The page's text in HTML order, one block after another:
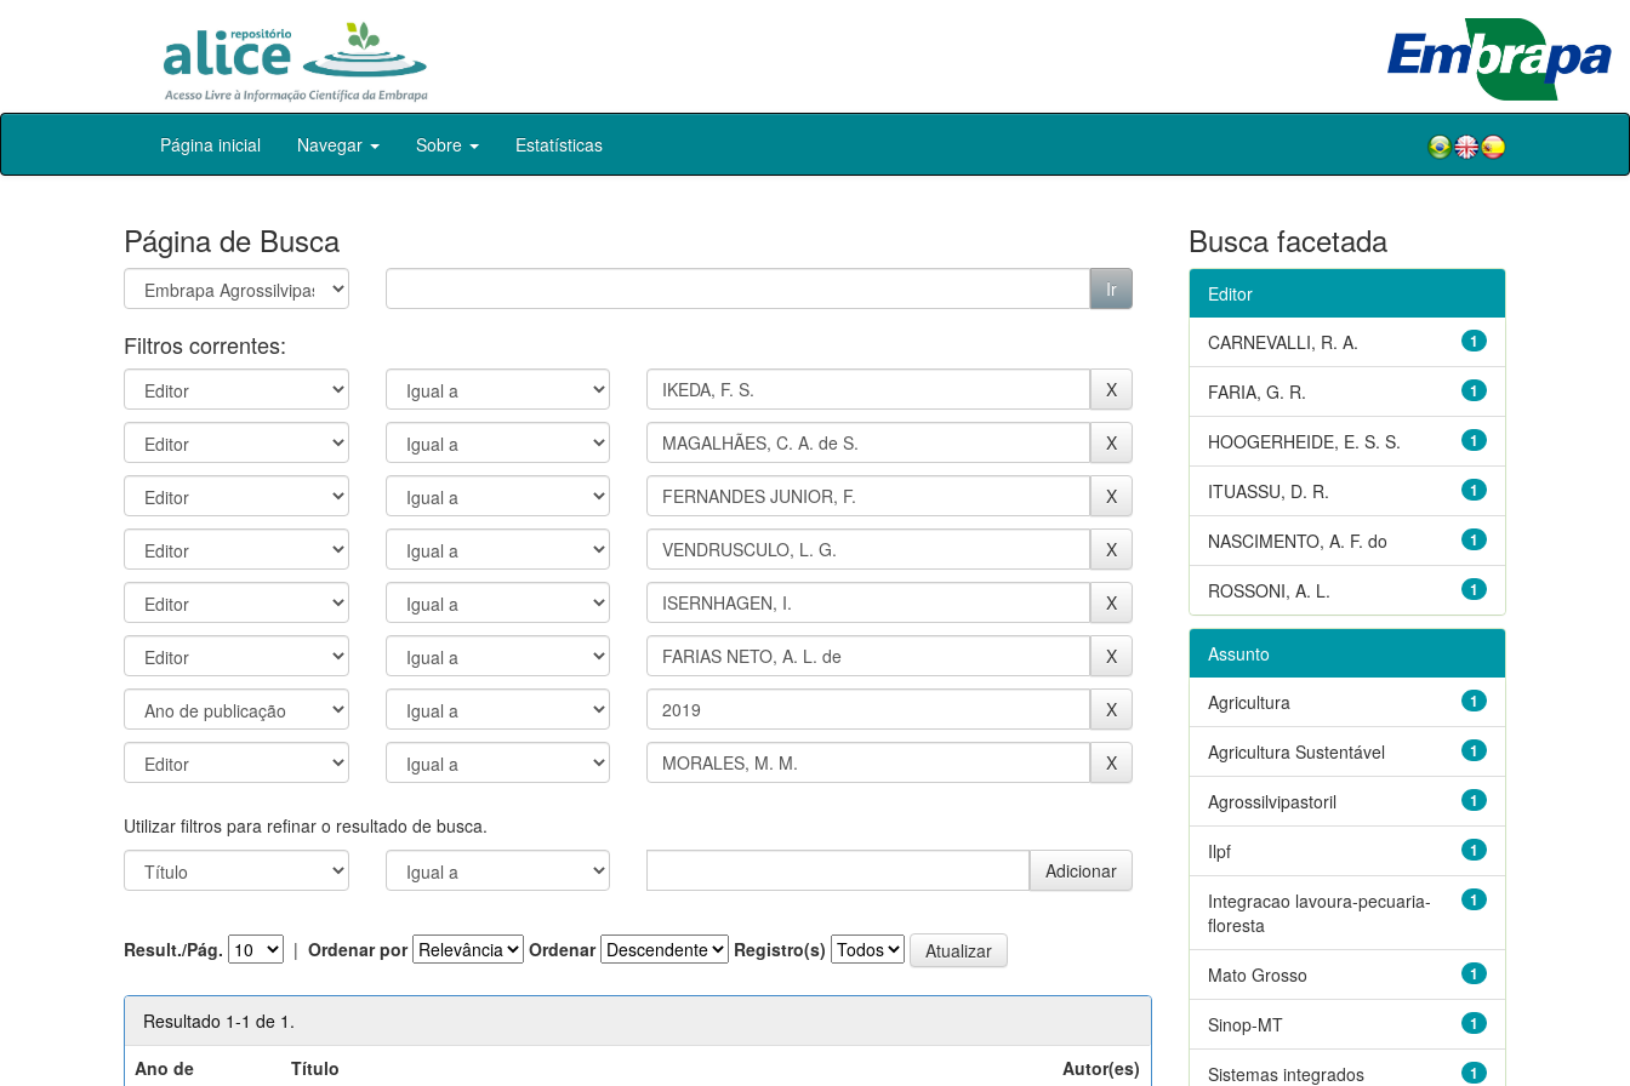
Skip
Página inicial Navegar Sobre Estatísticas
Página de Busca
Filtros correntes:
Utilizar filtros para refinar o resultado de busca.
Result./Pág. | Ordenar por Ordenar Registro(s)
Resultado 1-1 de 1.
Ano de
Título Autor(es)
Busca facetada
Editor
1
CARNEVALLI, R. A.
1
FARIA, G. R.
1
HOOGERHEIDE, E. S. S.
1
ITUASSU, D. R.
1
NASCIMENTO, A. F. do
1
ROSSONI, A. L.
Assunto
1
Agricultura
1
Agricultura Sustentável
1
Agrossilvipastoril
1
Ilpf
1
Integracao lavoura-pecuaria-
floresta
1
Mato Grosso
1
Sinop-MT
1
Sistemas integrados